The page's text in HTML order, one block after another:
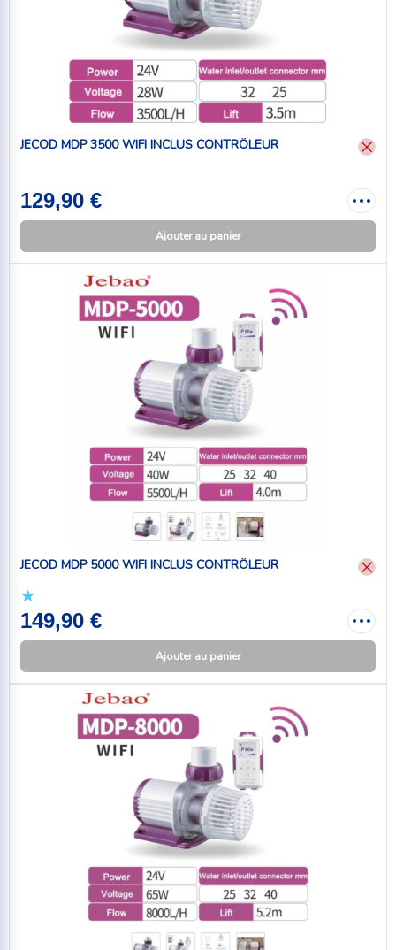
JECOD MDP 3500 WIFI INCLUS CONTRÔLEUR
129,90 €
Ajouter au panier
JECOD MDP 5000 WIFI INCLUS CONTRÔLEUR
149,90 €
Ajouter au panier